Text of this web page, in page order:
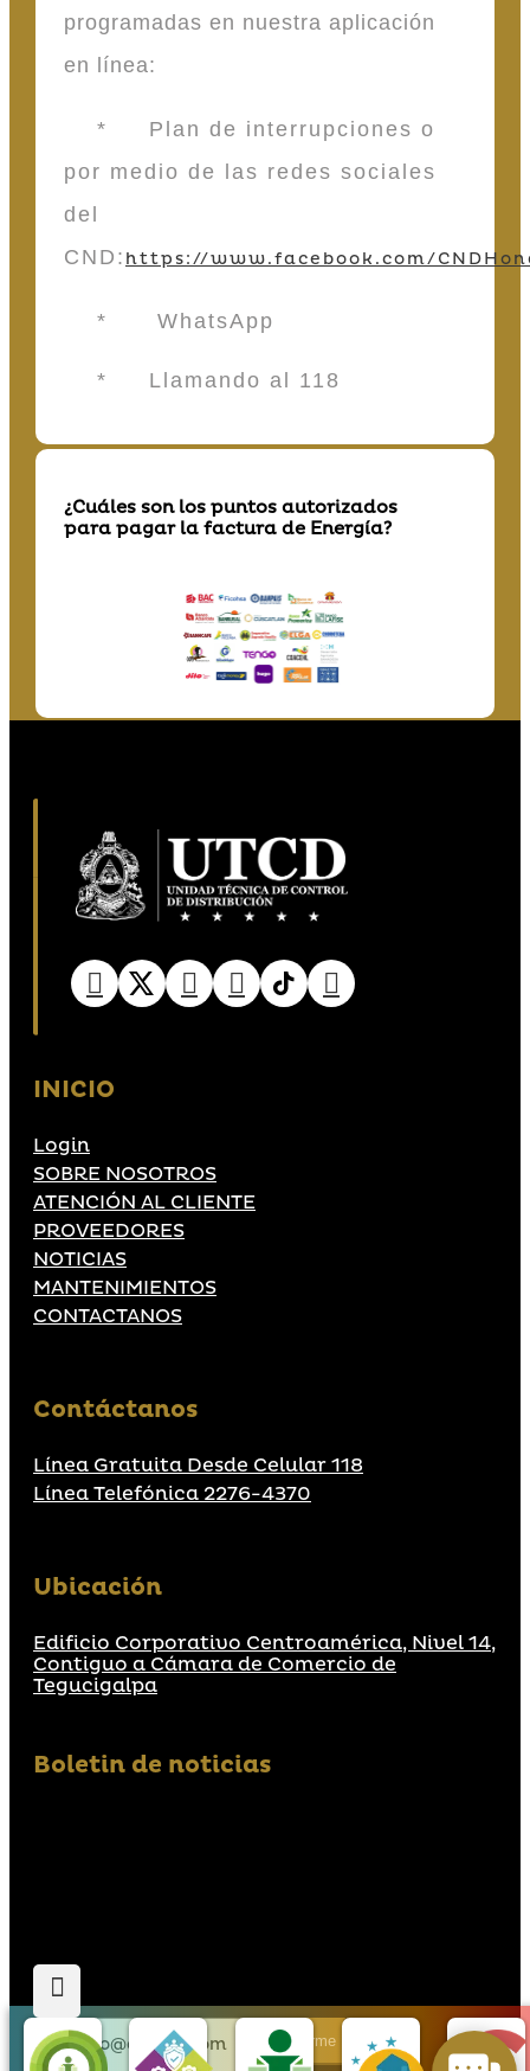
programadas en nuestra aplicación
en línea:
* Plan de interrupciones o
por medio de las redes sociales
del
CND: https://www.facebook.com/
* WhatsApp
* Llamando al 118
¿Cuáles son los puntos autorizados
para pagar la factura de Energía?
INICIO
Login
SOBRE NOSOTROS
ATENCIÓN AL CLIENTE
PROVEEDORES
NOTICIAS
MANTENIMIENTOS
CONTACTANOS
Contáctanos
Línea Gratuita Desde Celular 118
Línea Telefónica 2276-4370
Ubicación
Edificio Corporativo Centroamérica, Nivel 14,
Contiguo a Cámara de Comercio de
Tegucigalpa
Boletin de noticias
Suscribirme